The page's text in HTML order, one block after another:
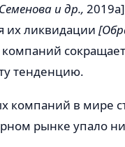
и др.,
их ликвидации
тенденцию.
компаний в мире
рынке упало